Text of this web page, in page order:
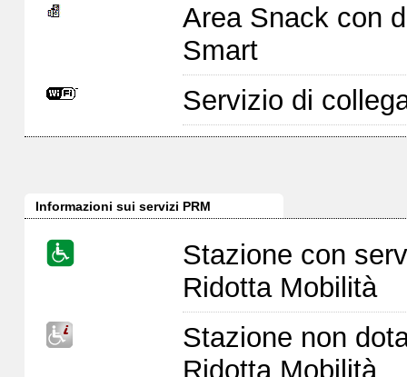
Area Snack con
Smart
Servizio di
Informazioni sui servizi PRM
Stazione con
Ridotta Mobilità
Stazione non
Ridotta Mobilità